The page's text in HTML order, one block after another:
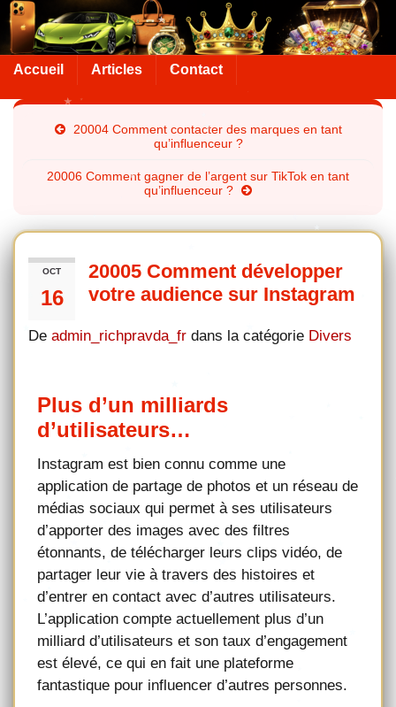
Accueil Articles Contact
20004 Comment contacter des marques en tant
qu’influenceur ?
20006 Comment gagner de l’argent sur TikTok en tant
qu’influenceur ?
OCT
16
20005 Comment développer
votre audience sur Instagram
De admin_richpravda_fr dans la catégorie Divers
Plus d’un milliards
d’utilisateurs…
Instagram est bien connu comme une
application de partage de photos et un réseau de
médias sociaux qui permet à ses utilisateurs
d’apporter des images avec des filtres
étonnants, de télécharger leurs clips vidéo, de
partager leur vie à travers des histoires et
d’entrer en contact avec d’autres utilisateurs.
L’application compte actuellement plus d’un
milliard d’utilisateurs et son taux d’engagement
est élevé, ce qui en fait une plateforme
fantastique pour influencer d’autres personnes.